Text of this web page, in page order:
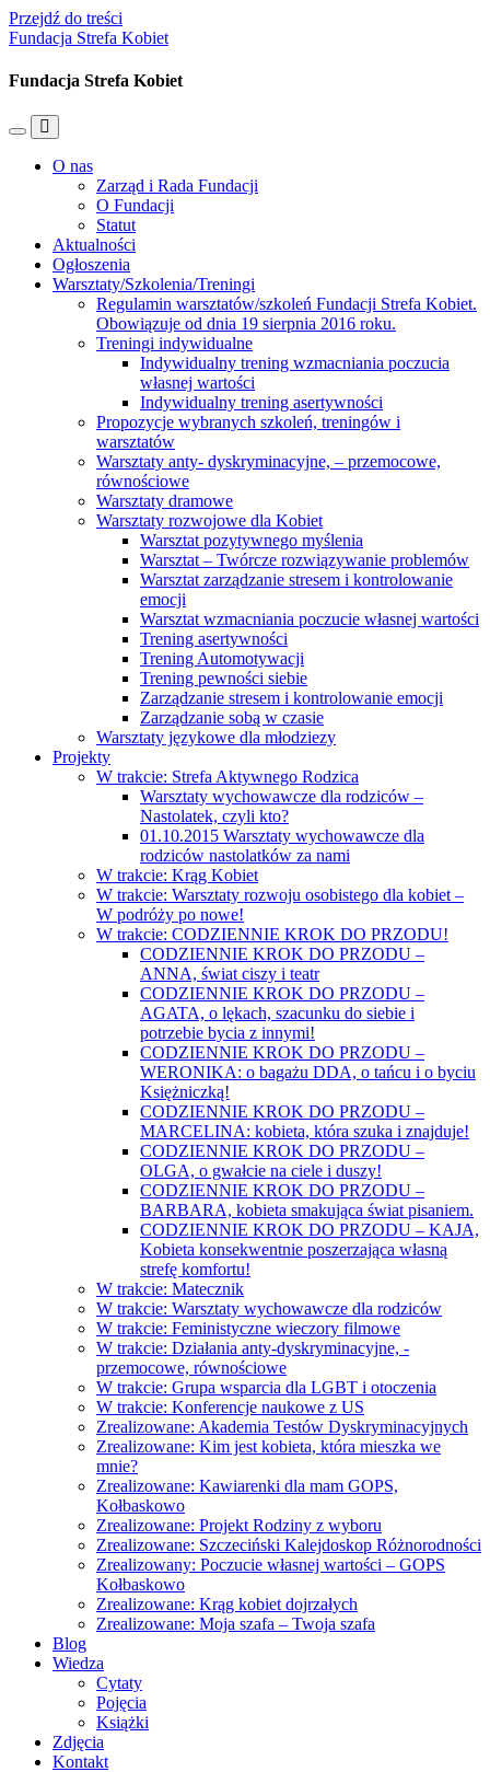
Przejdź do treści
Fundacja Strefa Kobiet
Fundacja Strefa Kobiet
Przełącz
mobilne
Przełącz
pole
wyszukiwania
O nas
Zarząd i Rada Fundacji
O Fundacji
Statut
Aktualności
Ogłoszenia
Warsztaty/Szkolenia/Treningi
Regulamin warsztatów/szkoleń Fundacji Strefa Kobiet.
Obowiązuje od dnia 19 sierpnia 2016 roku.
Treningi indywidualne
Indywidualny trening wzmacniania poczucia
własnej wartości
Indywidualny trening asertywności
Propozycje wybranych szkoleń, treningów i
warsztatów
Warsztaty anty- dyskryminacyjne, – przemocowe,
równościowe
Warsztaty dramowe
Warsztaty rozwojowe dla Kobiet
Warsztat pozytywnego myślenia
Warsztat – Twórcze rozwiązywanie problemów
Warsztat zarządzanie stresem i kontrolowanie
emocji
Warsztat wzmacniania poczucie własnej wartości
Trening asertywności
Trening Automotywacji
Trening pewności siebie
Zarządzanie stresem i kontrolowanie emocji
Zarządzanie sobą w czasie
Warsztaty językowe dla młodziezy
Projekty
W trakcie: Strefa Aktywnego Rodzica
Warsztaty wychowawcze dla rodziców –
Nastolatek, czyli kto?
01.10.2015 Warsztaty wychowawcze dla
rodziców nastolatków za nami
W trakcie: Krąg Kobiet
W trakcie: Warsztaty rozwoju osobistego dla kobiet –
W podróży po nowe!
W trakcie: CODZIENNIE KROK DO PRZODU!
CODZIENNIE KROK DO PRZODU –
ANNA, świat ciszy i teatr
CODZIENNIE KROK DO PRZODU –
AGATA, o lękach, szacunku do siebie i
potrzebie bycia z innymi!
CODZIENNIE KROK DO PRZODU –
WERONIKA: o bagażu DDA, o tańcu i o byciu
Księżniczką!
CODZIENNIE KROK DO PRZODU –
MARCELINA: kobieta, która szuka i znajduje!
CODZIENNIE KROK DO PRZODU –
OLGA, o gwałcie na ciele i duszy!
CODZIENNIE KROK DO PRZODU –
BARBARA, kobieta smakująca świat pisaniem.
CODZIENNIE KROK DO PRZODU – KAJA,
Kobieta konsekwentnie poszerzająca własną
strefę komfortu!
W trakcie: Matecznik
W trakcie: Warsztaty wychowawcze dla rodziców
W trakcie: Feministyczne wieczory filmowe
W trakcie: Działania anty-dyskryminacyjne, -
przemocowe, równościowe
W trakcie: Grupa wsparcia dla LGBT i otoczenia
W trakcie: Konferencje naukowe z US
Zrealizowane: Akademia Testów Dyskryminacyjnych
Zrealizowane: Kim jest kobieta, która mieszka we
mnie?
Zrealizowane: Kawiarenki dla mam GOPS,
Kołbaskowo
Zrealizowane: Projekt Rodziny z wyboru
Zrealizowane: Szczeciński Kalejdoskop Różnorodności
Zrealizowany: Poczucie własnej wartości – GOPS
Kołbaskowo
Zrealizowane: Krąg kobiet dojrzałych
Zrealizowane: Moja szafa – Twoja szafa
Blog
Wiedza
Cytaty
Pojęcia
Książki
Zdjęcia
Kontakt